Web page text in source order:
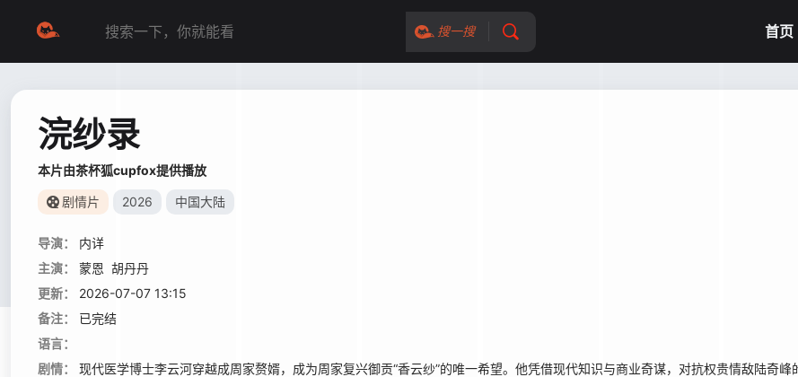
搜一搜 首页
浣纱录
本片由茶杯狐cupfox提供播放
剧情片 2026 中国大陆
导演：
内详
主演：
蒙恩 胡丹丹
更新：
2026-07-07 13:15
备注：
已完结
语言：
剧情：
现代医学博士李云河穿越成周家赘婿，成为周家复兴御贡“香云纱”的唯一希望。他凭借现代知识与商业奇谋，对抗权贵情敌陆奇峰